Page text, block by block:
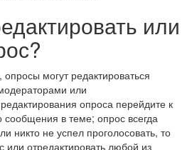
или
могут редактироваться
или
опроса перейдите к
сообщения в теме; опрос всегда
никто не успел проголосовать, то
или отредактировать любой из